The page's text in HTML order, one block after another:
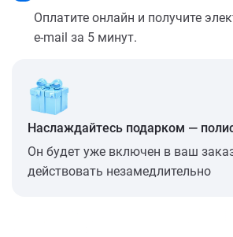
Оплатите онлайн и получите
e-mail за 5 минут.
Наслаждайтесь подарком —
Он будет уже включен в ваш
действовать незамедлительно